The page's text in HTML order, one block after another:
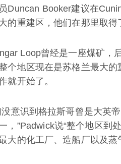
Duncan Booker建议在
的重建区，他们在那里取得
Loop曾经是一座煤矿，
个地区现在是苏格兰最大
就开始了。
没意识到格拉斯哥曾是大英
，”Padwick说“整个地区到
大的化工厂、造船厂以及